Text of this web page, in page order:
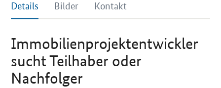
Details Bilder Kontakt
Immobilienprojektentwickler
sucht Teilhaber oder
Nachfolger